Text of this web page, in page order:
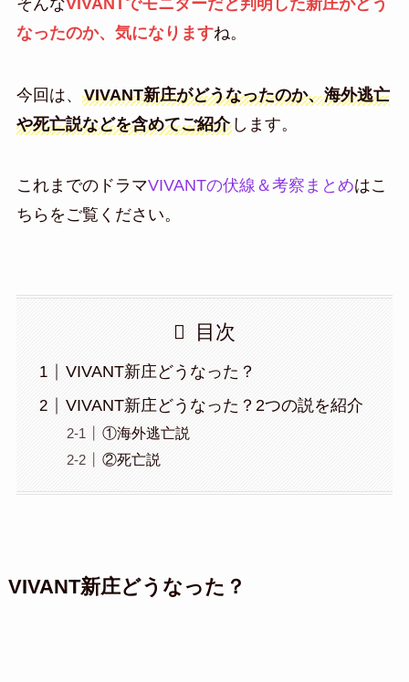
なったのか、気になりますね。
今回は、 VIVANT新庄がどうなったのか、海外逃亡
や死亡説などを含めてご紹介します。
これまでのドラマVIVANTの伏線＆考察まとめはこ
ちらをご覧ください。
目次
VIVANT新庄どうなった？
VIVANT新庄どうなった？2つの説を紹介
①海外逃亡説
②死亡説
VIVANT新庄どうなった？